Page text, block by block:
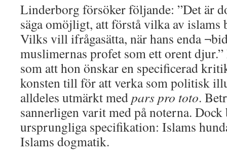
Linderborg försöker följande: ”Det är
säga omöjligt, att förstå vilka av islams
Vilks vill ifrågasätta, när hans enda
muslimernas profet som ett orent
som att hon önskar en specificerad
konsten till för att verka som politisk
alldeles utmärkt medpars pro toto.
sannerligen varit med på noterna.
ursprungliga specifikation: Islams
Islams dogmatik.